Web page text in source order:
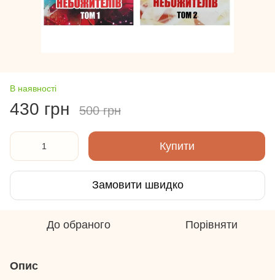
В наявності
430 грн 500 грн
Купити
Замовити швидко
До обраного Порівняти
Опис